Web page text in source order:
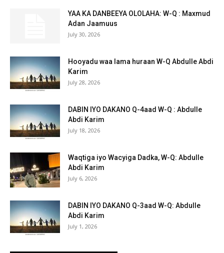
YAA KA DANBEEYA OLOLAHA: W-Q : Maxmud
Adan Jaamuus
July 30, 2026
Hooyadu waa lama huraan W-Q Abdulle Abdi
Karim
July 28, 2026
DABIN IYO DAKANO Q-4aad W-Q : Abdulle
Abdi Karim
July 18, 2026
Waqtiga iyo Wacyiga Dadka, W-Q: Abdulle
Abdi Karim
July 6, 2026
DABIN IYO DAKANO Q-3aad W-Q: Abdulle
Abdi Karim
July 1, 2026